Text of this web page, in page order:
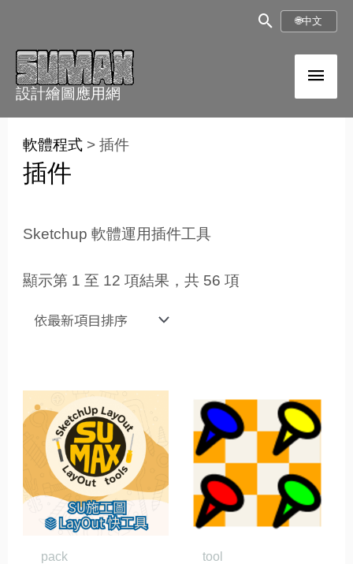
搜
🌐中文
設計繪圖應用網
主
選
軟體程式 >插件
插件
Sketchup 軟體運用插件工具
顯示第 1 至 12 項結果，共 56 項
依
pack
價
格
範
圍：
NT$1,350
到
NT$5,500
tool
價
格
範
NT$400
到
NT$600